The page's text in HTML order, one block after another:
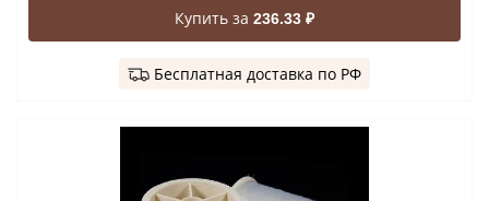
Купить за 236.33 ₽
Бесплатная доставка по РФ